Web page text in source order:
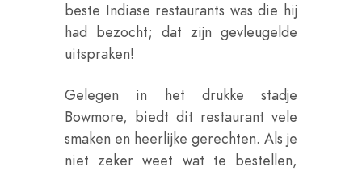
beste Indiase restaurants was die hij
had bezocht; dat zijn gevleugelde
uitspraken!
Gelegen in het drukke stadje
Bowmore, biedt dit restaurant vele
smaken en heerlijke gerechten. Als je
niet zeker weet wat te bestellen,